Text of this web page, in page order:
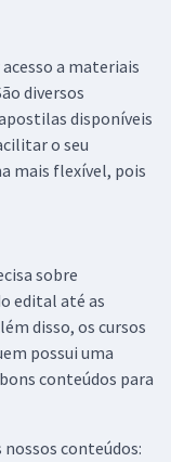
a materiais
diversos
disponíveis
o seu
mais flexível, pois
sobre
edital até as
disso, os cursos
possui uma
conteúdos para
conteúdos: